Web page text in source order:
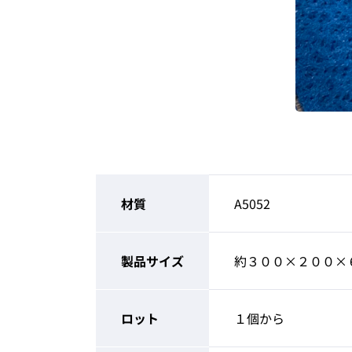
材質 A5052
製品サイズ 約３００×２００×
ロット １個から